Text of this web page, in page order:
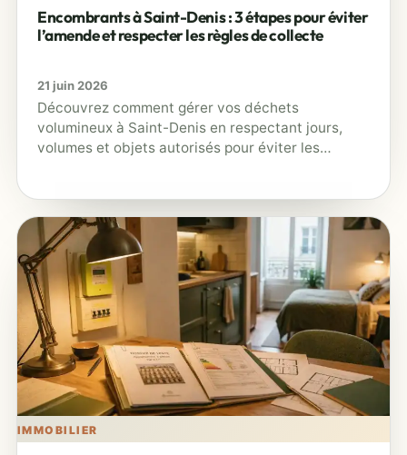
Encombrants à Saint-Denis : 3 étapes pour éviter
l’amende et respecter les règles de collecte
21 juin 2026
Découvrez comment gérer vos déchets
volumineux à Saint-Denis en respectant jours,
volumes et objets autorisés pour éviter les
IMMOBILIER